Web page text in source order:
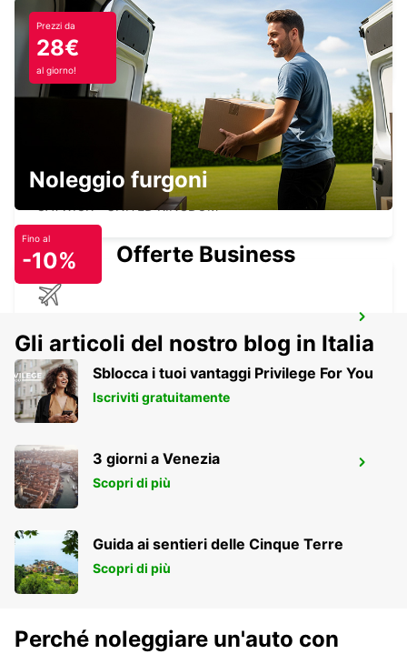
SLOUGH
SLOUGH - UNITED KINGDOM
LONDRA AEROPORTO GATWICK
TERMINAL NORD
GATWICK - UNITED KINGDOM
LONDON - UNITED KINGDOM
LONDRA AEROPORTO GATWICK
TERMINAL SUD
GATWICK - UNITED KINGDOM
Prezzi da
28€
al giorno!
Noleggio furgoni
Fino al
-10% Offerte Business
Gli articoli del nostro blog in Italia
Sblocca i tuoi vantaggi Privilege For You
Iscriviti gratuitamente
3 giorni a Venezia
Scopri di più
Guida ai sentieri delle Cinque Terre
Scopri di più
Perché noleggiare un'auto con